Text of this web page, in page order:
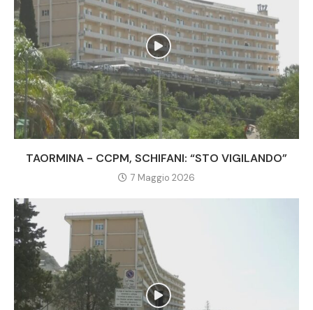
TAORMINA - CCPM, SCHIFANI: “STO VIGILANDO”
7 Maggio 2026